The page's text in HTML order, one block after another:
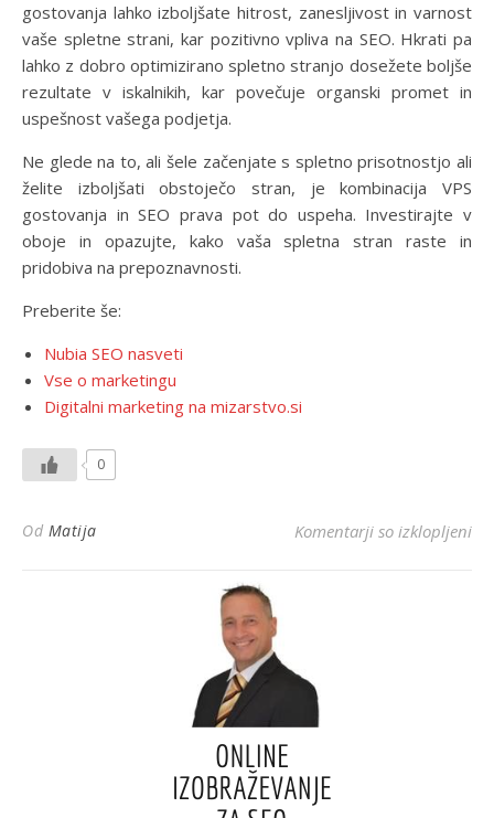
gostovanja lahko izboljšate hitrost, zanesljivost in varnost
vaše spletne strani, kar pozitivno vpliva na SEO. Hkrati pa
lahko z dobro optimizirano spletno stranjo dosežete boljše
rezultate v iskalnikih, kar povečuje organski promet in
uspešnost vašega podjetja.
Ne glede na to, ali šele začenjate s spletno prisotnostjo ali
želite izboljšati obstoječo stran, je kombinacija VPS
gostovanja in SEO prava pot do uspeha. Investirajte v
oboje in opazujte, kako vaša spletna stran raste in
pridobiva na prepoznavnosti.
Preberite še:
Nubia SEO nasveti
Vse o marketingu
Digitalni marketing na mizarstvo.si
0
Od Matija Komentarji so izklopljeniza